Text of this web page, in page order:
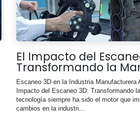
El Impacto del
Transformando la
Escaneo 3D en la Industria Manufacturera
Impacto del Escaneo 3D: Transformando
tecnología siempre ha sido el motor que
cambios en la industri...